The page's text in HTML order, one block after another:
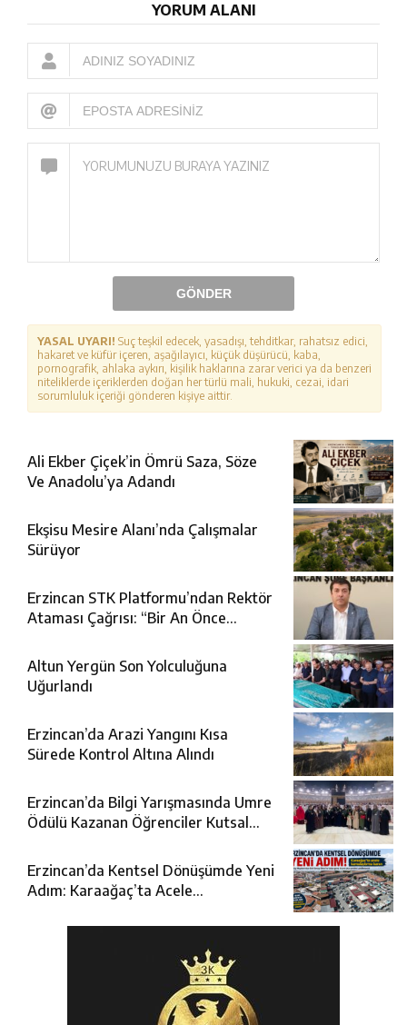
YORUM ALANI
GÖNDER
YASAL UYARI! Suç teşkil edecek, yasadışı, tehditkar, rahatsız edici,
hakaret ve küfür içeren, aşağılayıcı, küçük düşürücü, kaba,
pornografik, ahlaka aykırı, kişilik haklarına zarar verici ya da benzeri
niteliklerde içeriklerden doğan her türlü mali, hukuki, cezai, idari
sorumluluk içeriği gönderen kişiye aittir.
Ali Ekber Çiçek’in Ömrü Saza, Söze
Ve Anadolu’ya Adandı
Ekşisu Mesire Alanı’nda Çalışmalar
Sürüyor
Erzincan STK Platformu’ndan Rektör
Ataması Çağrısı: “Bir An Önce
Altun Yergün Son Yolculuğuna
Uğurlandı
Erzincan’da Arazi Yangını Kısa
Sürede Kontrol Altına Alındı
Erzincan’da Bilgi Yarışmasında Umre
Ödülü Kazanan Öğrenciler Kutsal
Erzincan’da Kentsel Dönüşümde Yeni
Adım: Karaağaç’ta Acele